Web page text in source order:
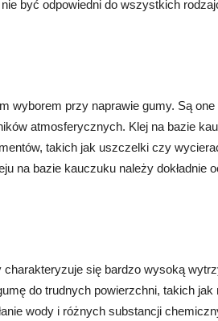
być odpowiedni do wszystkich
wyborem przy naprawie gumy. Są
atmosferycznych. Klej na bazie
takich jak uszczelki czy
na bazie kauczuku należy dokładnie
się bardzo wysoką
do trudnych powierzchni, takich jak
wody i różnych substancji